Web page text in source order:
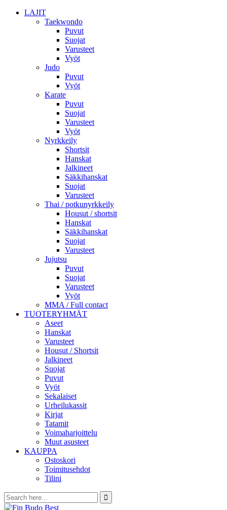
LAJIT
Taekwondo
Puvut
Suojat
Varusteet
Vyöt
Judo
Puvut
Vyöt
Karate
Puvut
Suojat
Varusteet
Vyöt
Nyrkkeily
Shortsit
Hanskat
Jalkineet
Säkkihanskat
Suojat
Varusteet
Thai / potkunyrkkeily
Housut / shortsit
Hanskat
Säkkihanskat
Suojat
Varusteet
Jujutsu
Puvut
Suojat
Varusteet
Vyöt
MMA / Full contact
TUOTERYHMÄT
Aseet
Hanskat
Varusteet
Housut / Shortsit
Jalkineet
Suojat
Puvut
Vyöt
Sekalaiset
Urheilukassit
Kirjat
Tatamit
Voimaharjoittelu
Muut asusteet
KAUPPA
Ostoskori
Toimitusehdot
Tilini